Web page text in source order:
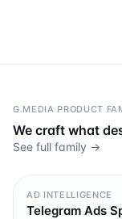
G.MEDIA PRODUCT
We craft what
See full family →
AD INTELLIGENCE
Telegram Ads